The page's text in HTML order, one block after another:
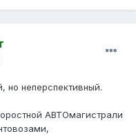
но неперспективный.
АВТОмагистрали